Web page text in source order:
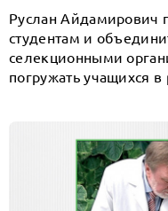
Руслан Айдамирович
студентам и
селекционными
погружать учащихся в